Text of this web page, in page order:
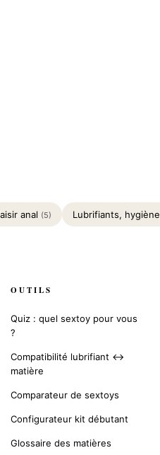
anal (5) Lubrifiants,
OUTILS
Quiz : quel sextoy pour vous
?
Compatibilité lubrifiant ↔
matière
Comparateur de sextoys
Configurateur kit débutant
Glossaire des matières